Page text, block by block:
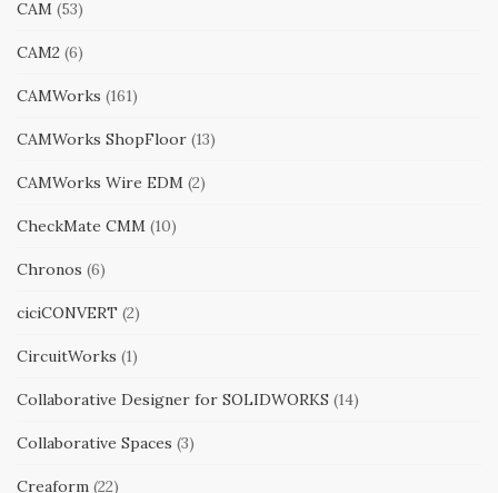
CAM (53)
CAM2 (6)
CAMWorks (161)
CAMWorks ShopFloor (13)
CAMWorks Wire EDM (2)
CheckMate CMM (10)
Chronos (6)
ciciCONVERT (2)
CircuitWorks (1)
Collaborative Designer for SOLIDWORKS (14)
Collaborative Spaces (3)
Creaform (22)